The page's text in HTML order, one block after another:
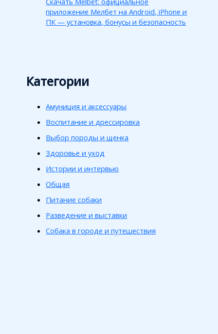
приложение Мелбет на Android, iPhone и
ПК — установка, бонусы и безопасность
Категории
Амуниция и аксессуары
Воспитание и дрессировка
Выбор породы и щенка
Здоровье и уход
Истории и интервью
Общая
Питание собаки
Разведение и выставки
Собака в городе и путешествия